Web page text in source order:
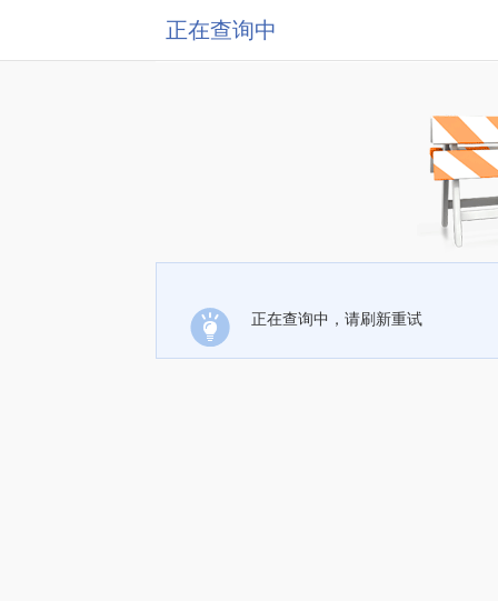
正在查询中
正在查询中，请刷新重试